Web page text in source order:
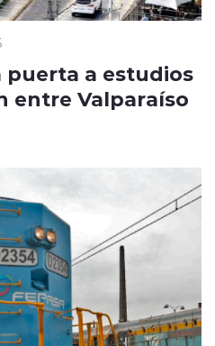
puerta a estudios
entre Valparaíso